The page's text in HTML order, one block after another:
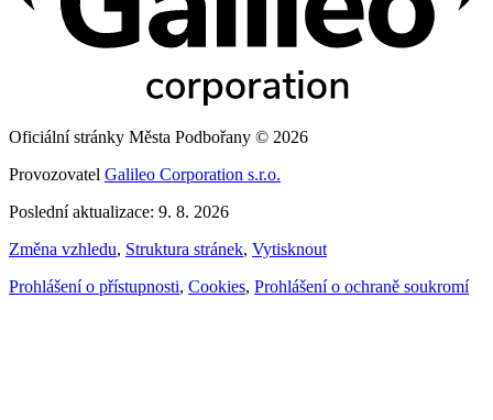
Oficiální stránky Města Podbořany © 2026
Provozovatel Galileo Corporation s.r.o.
Poslední aktualizace: 9. 8. 2026
Změna vzhledu, Struktura stránek, Vytisknout
Prohlášení o přístupnosti, Cookies, Prohlášení o ochraně soukromí